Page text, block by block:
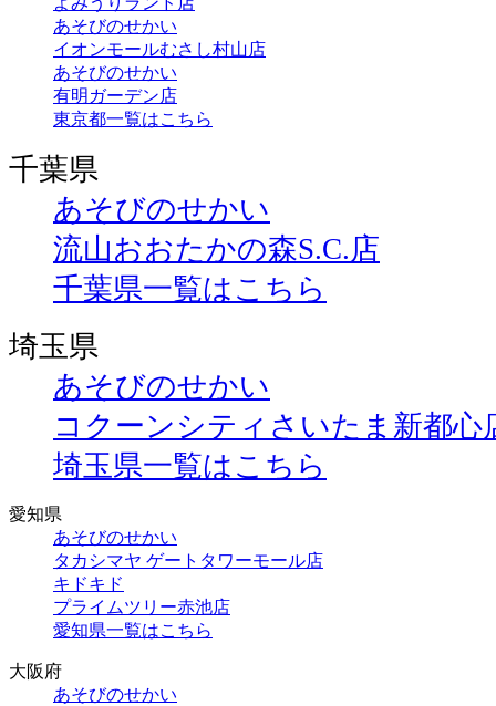
あそびのせかい
イオンモールむさし村山店
あそびのせかい
有明ガーデン店
東京都一覧はこちら
千葉県
あそびのせかい
流山おおたかの森S.C.店
千葉県一覧はこちら
埼玉県
あそびのせかい
コクーンシティさいたま新都心
埼玉県一覧はこちら
愛知県
あそびのせかい
タカシマヤ ゲートタワーモール店
キドキド
プライムツリー赤池店
愛知県一覧はこちら
大阪府
あそびのせかい